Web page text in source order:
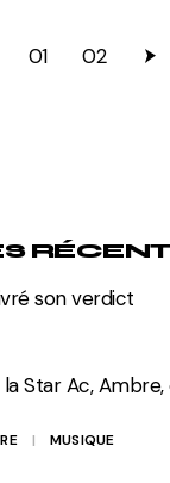
01 02
son verdict
Star Ac,
MUSIQUE